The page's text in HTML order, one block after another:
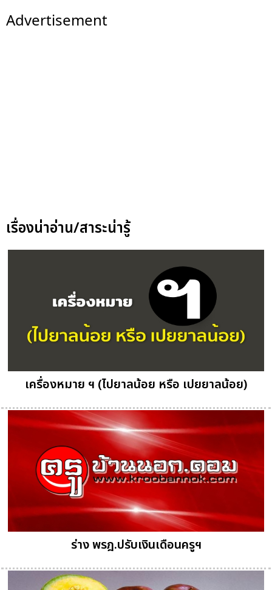
Advertisement
เรื่องน่าอ่าน/สาระน่ารู้
เครื่องหมาย ฯ (ไปยาลน้อย หรือ เปยยาลน้อย)
ร่าง พรฎ.ปรับเงินเดือนครูฯ